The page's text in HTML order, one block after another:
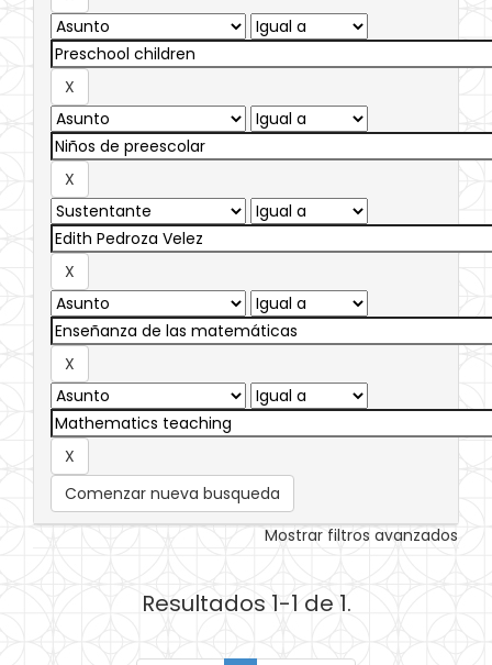
Comenzar nueva busqueda
Mostrar filtros avanzados
Resultados 1-1 de 1.